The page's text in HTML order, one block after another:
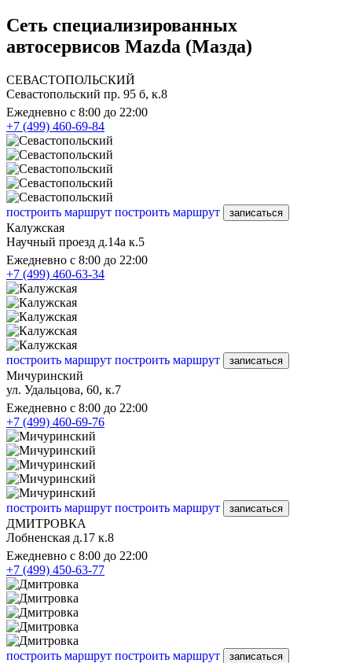
Сеть специализированных
автосервисов Mazda (Мазда)
СЕВАСТОПОЛЬСКИЙ
Севастопольский пр. 95 б, к.8
Ежедневно с 8:00 до 22:00
+7 (499) 460-69-84
построить маршрут построить маршрут записаться
Калужская
Научный проезд д.14а к.5
Ежедневно с 8:00 до 22:00
+7 (499) 460-63-34
построить маршрут построить маршрут записаться
Мичуринский
ул. Удальцова, 60, к.7
Ежедневно с 8:00 до 22:00
+7 (499) 460-69-76
построить маршрут построить маршрут записаться
ДМИТРОВКА
Лобненская д.17 к.8
Ежедневно с 8:00 до 22:00
+7 (499) 450-63-77
построить маршрут построить маршрут записаться